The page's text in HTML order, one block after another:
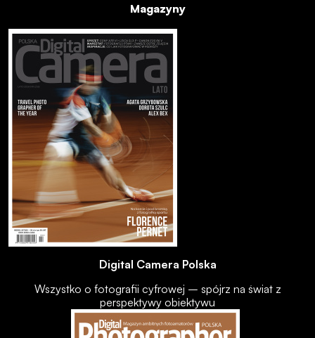
Magazyny
Digital Camera Polska
Wszystko o fotografii cyfrowej – spójrz na świat z
perspektywy obiektywu